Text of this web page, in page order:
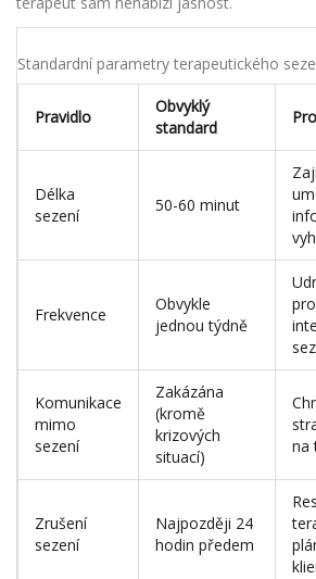
Standardní parametry terapeutického
Pravidlo
Obvyklý
standard
Délka
sezení
50-60 minut
Frekvence
Obvykle
jednou týdně
Komunikace
mimo
sezení
Zakázána
(kromě
krizových
situací)
na
Zrušení
sezení
Najpozději 24
hodin předem